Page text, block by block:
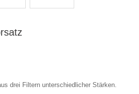
drei Filtern unterschiedlicher Stärken.